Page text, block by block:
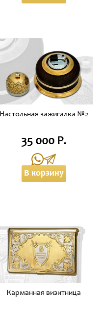
Настольная зажигалка №2
35 000 Р.
В корзину
Карманная визитница